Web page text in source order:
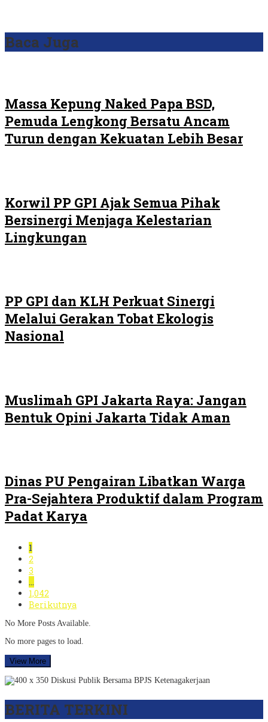
Baca Juga
Massa Kepung Naked Papa BSD,
Pemuda Lengkong Bersatu Ancam
Turun dengan Kekuatan Lebih Besar
Korwil PP GPI Ajak Semua Pihak
Bersinergi Menjaga Kelestarian
Lingkungan
PP GPI dan KLH Perkuat Sinergi
Melalui Gerakan Tobat Ekologis
Nasional
Muslimah GPI Jakarta Raya: Jangan
Bentuk Opini Jakarta Tidak Aman
Dinas PU Pengairan Libatkan Warga
Pra-Sejahtera Produktif dalam Program
Padat Karya
1
2
3
…
1,042
Berikutnya
No More Posts Available.
No more pages to load.
View More
BERITA TERKINI